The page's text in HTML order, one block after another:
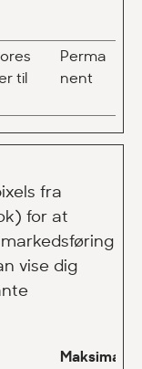
til
Perma
nent
fra
for at
vise dig
Maksimal